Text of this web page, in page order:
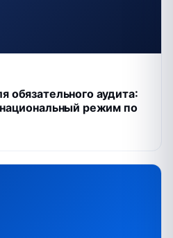
обязательного аудита:
национальный режим по